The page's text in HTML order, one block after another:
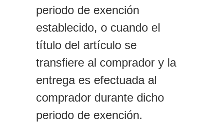
periodo de exención
establecido, o cuando el
título del artículo se
transfiere al comprador y la
entrega es efectuada al
comprador durante dicho
periodo de exención.